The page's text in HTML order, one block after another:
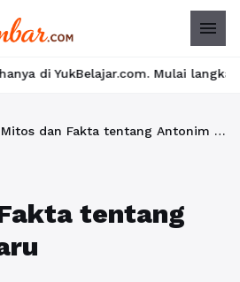
menu
Mulai langkah
Mitos dan Fakta tentang Antonim Baru
tentang